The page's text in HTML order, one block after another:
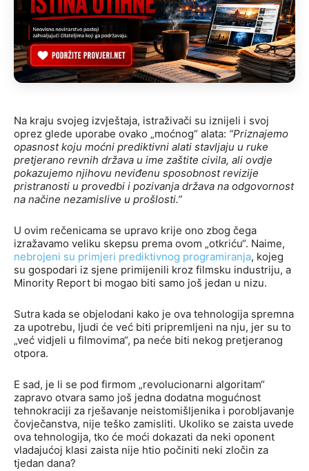
Na kraju svojeg izvještaja, istraživači su iznijeli i svoj
oprez glede uporabe ovako „moćnog“ alata: “Priznajemo
opasnost koju moćni prediktivni alati stavljaju u ruke
pretjerano revnih država u ime zaštite civila, ali ovdje
pokazujemo njihovu neviđenu sposobnost revizije
pristranosti u provedbi i pozivanja država na odgovornost
na načine nezamislive u prošlosti.”
U ovim rečenicama se upravo krije ono zbog čega
izražavamo veliku skepsu prema ovom „otkriću“. Naime,
nebrojeni su primjeri prediktivnog programiranja, kojeg
su gospodari iz sjene primijenili kroz filmsku industriju, a
Minority Report bi mogao biti samo još jedan u nizu.
Sutra kada se objelodani kako je ova tehnologija spremna
za upotrebu, ljudi će već biti pripremljeni na nju, jer su to
„već vidjeli u filmovima“, pa neće biti nekog pretjeranog
otpora.
E sad, je li se pod firmom „revolucionarni algoritam“
zapravo otvara samo još jedna dodatna mogućnost
tehnokraciji za rješavanje neistomišljenika i porobljavanje
čovječanstva, nije teško zamisliti. Ukoliko se zaista uvede
ova tehnologija, tko će moći dokazati da neki oponent
vladajućoj klasi zaista nije htio počiniti neki zločin za
tjedan dana?